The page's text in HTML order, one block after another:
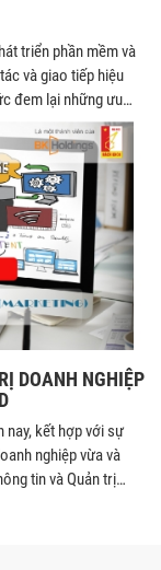
triển phần mềm và
và giao tiếp hiệu
đem lại những ưu
tiêu của mô hình
độ nhanh nhất, giảm
và chất lượng dịch
cậy đối với các sản
DOANH NGHIỆP
nay, kết hợp với sự
nghiệp vừa và
tin và Quản trị